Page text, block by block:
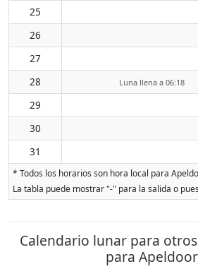
25
26
27
28
Luna llena a 06:18
29
30
31
* Todos los horarios son hora local para
La tabla puede mostrar "-" para la salida o
Calendario lunar para
para